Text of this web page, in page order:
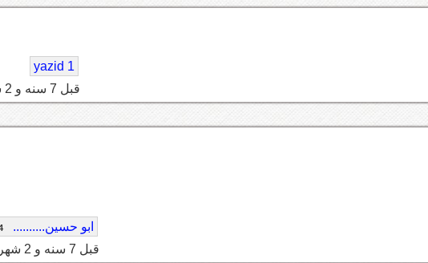
yazid 1
قبل 7 سنه و 2 شهر
ابو حسين..........
قبل 7 سنه و 2 شهر